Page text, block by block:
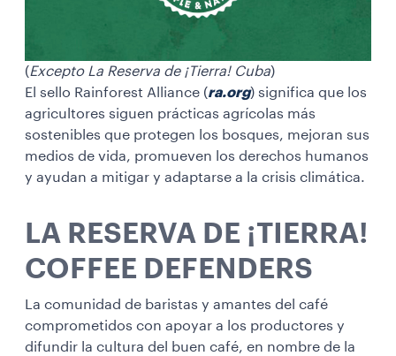
(Excepto La Reserva de ¡Tierra! Cuba)
El sello Rainforest Alliance (ra.org) significa que los
agricultores siguen prácticas agrícolas más
sostenibles que protegen los bosques, mejoran sus
medios de vida, promueven los derechos humanos
y ayudan a mitigar y adaptarse a la crisis climática.
LA RESERVA DE ¡TIERRA!
COFFEE DEFENDERS
La comunidad de baristas y amantes del café
comprometidos con apoyar a los productores y
difundir la cultura del buen café, en nombre de la